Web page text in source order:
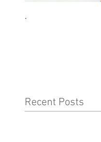
.
Recent Posts